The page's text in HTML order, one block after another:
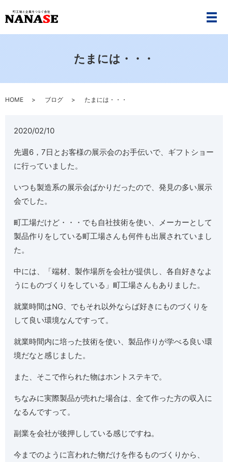
メ
たまには・・・
HOME ブログ たまには・・・
2020/02/10
先週6，7日とお客様の展示会のお手伝いで、ギフトショー
に行っていました。
いつも製造系の展示会ばかりだったので、発見の多い展示
会でした。
町工場だけど・・・でも自社技術を使い、メーカーとして
製品作りをしている町工場さんも何件も出展されていまし
た。
中には、「端材、製作場所を会社が提供し、各自好きなよ
うにものづくりをしている」町工場さんもありました。
就業時間はNG、でもそれ以外ならば好きにものづくりを
して良い環境なんですって。
就業時間内に培った技術を使い、製品作りが学べる良い環
境だなと感じました。
また、そこで作られた物はホントステキで。
ちなみに実際製品が売れた場合は、全て作った方の収入に
なるんですって。
副業を会社が後押ししている感じですね。
今までのように言われた物だけを作るものづくりから、